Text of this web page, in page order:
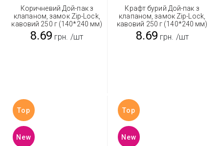
Коричневий Дой-пак з
клапаном, замок Zip-Lock,
кавовий 250 г (140*240 мм)
8.69 грн. /шт
Крафт бурий Дой-пак з
клапаном, замок Zip-Lock,
кавовий 250 г (140*240 мм)
8.69 грн. /шт
Top
New
Top
New